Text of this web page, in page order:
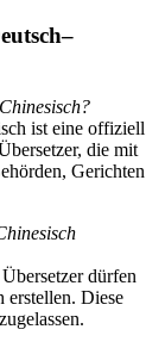
ist eine offiziell
die mit
Gerichten
dürfen
erstellen. Diese